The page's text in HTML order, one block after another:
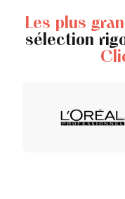
Les plus
sélection